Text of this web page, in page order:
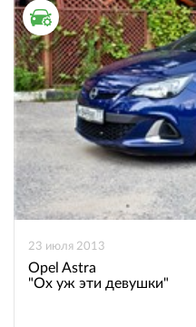
ТЕСТ ДРАЙВ
23 июля 2013
Opel Astra
"Ох уж эти девушки"